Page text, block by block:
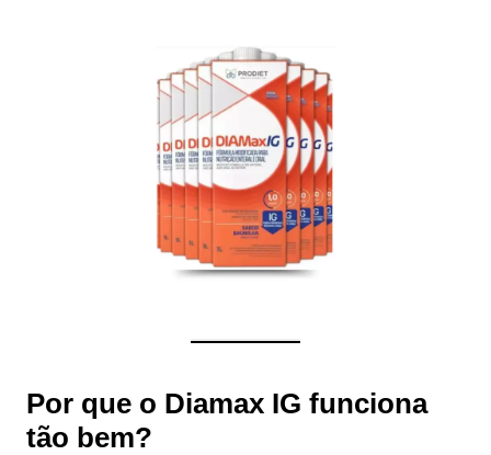
Por que o Diamax IG funciona
tão bem?